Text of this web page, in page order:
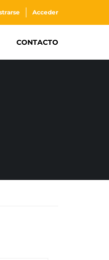
Acceder
CONTACTO